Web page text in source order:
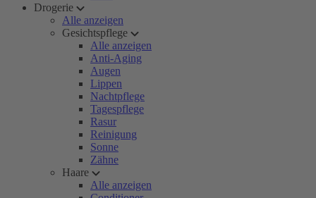
Drogerie
Alle anzeigen
Gesichtspflege
Alle anzeigen
Anti-Aging
Augen
Lippen
Nachtpflege
Tagespflege
Rasur
Reinigung
Sonne
Zähne
Haare
Alle anzeigen